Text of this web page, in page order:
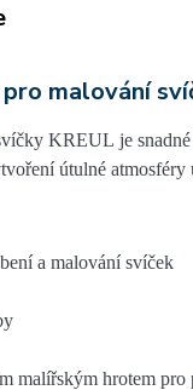
malování
KREUL je
útulné
a malování svíček
malířským hrotem pro